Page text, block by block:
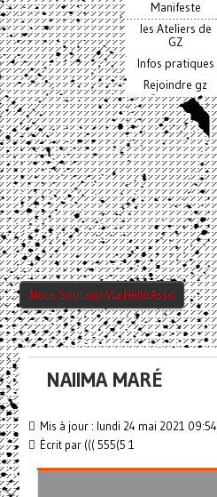
Manifeste
les Ateliers de
GZ
Infos pratiques
Rejoindre gz
Nous Soutenir Via HelloAsso
NAIIMA MARÉ
Mis à jour : lundi 24 mai 2021 09:54
Écrit par ((( 555(5 1